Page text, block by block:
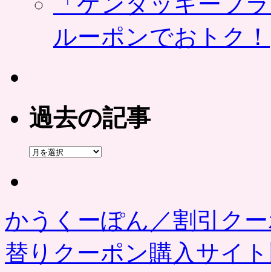
ルーポンでおトク！
過去の記事
過
かうくーぽん／割引ク
替りクーポン購入サイ